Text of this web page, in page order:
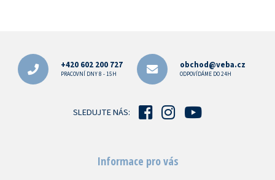
+420 602 200 727
PRACOVNÍ DNY 8 - 15H
obchod@veba.cz
ODPOVÍDÁME DO 24H
SLEDUJTE NÁS:
Informace pro vás